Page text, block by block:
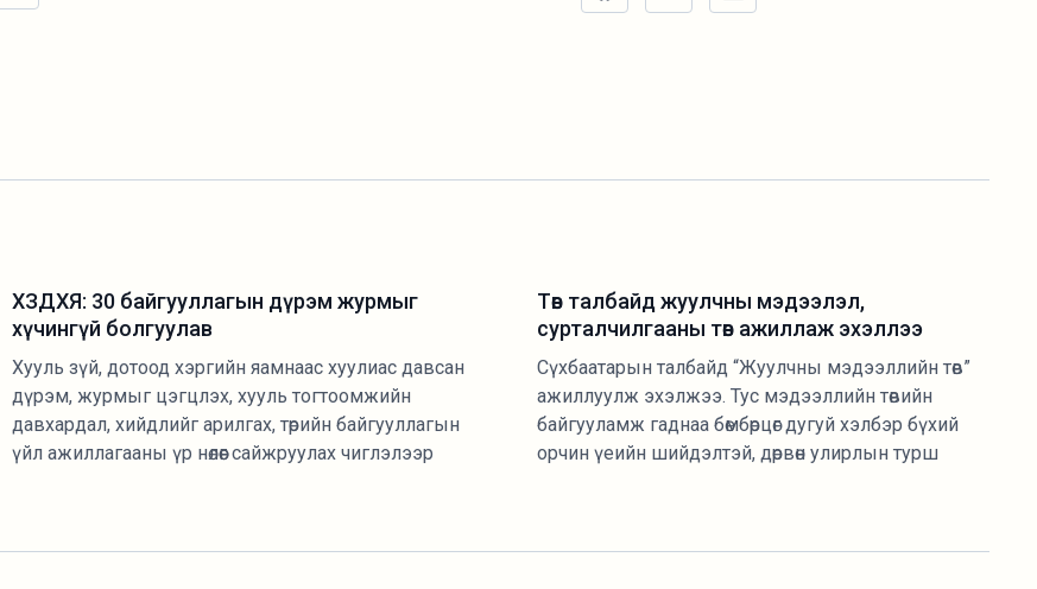
ХЗДХЯ: 30 байгууллагын дүрэм журмыг
хүчингүй болгуулав
Хууль зүй, дотоод хэргийн яамнаас хуулиас давсан
дүрэм, журмыг цэгцлэх, хууль тогтоомжийн
давхардал, хийдлийг арилгах, төрийн байгууллагын
үйл ажиллагааны үр нөлөөг сайжруулах чиглэлээр
Төв талбайд жуулчны мэдээлэл,
сурталчилгааны төв ажиллаж эхэллээ
Сүхбаатарын талбайд “Жуулчны мэдээллийн төв”
ажиллуулж эхэлжээ. Тус мэдээллийн төвийн
байгууламж гаднаа бөмбөрцөг дугуй хэлбэр бүхий
орчин үеийн шийдэлтэй, дөрвөн улирлын турш